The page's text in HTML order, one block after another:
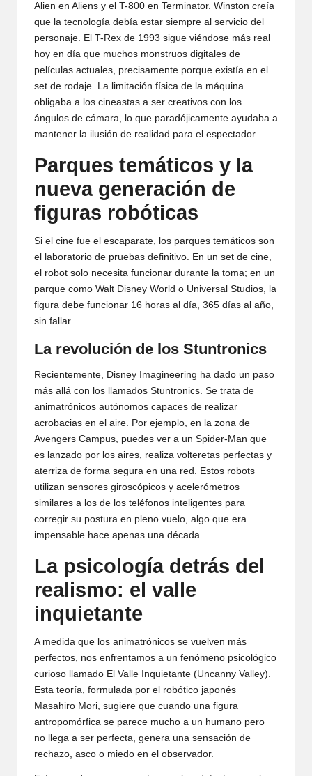
Alien en Aliens y el T-800 en Terminator. Winston creía
que la tecnología debía estar siempre al servicio del
personaje. El T-Rex de 1993 sigue viéndose más real
hoy en día que muchos monstruos digitales de
películas actuales, precisamente porque existía en el
set de rodaje. La limitación física de la máquina
obligaba a los cineastas a ser creativos con los
ángulos de cámara, lo que paradójicamente ayudaba a
mantener la ilusión de realidad para el espectador.
Parques temáticos y la
nueva generación de
figuras robóticas
Si el cine fue el escaparate, los parques temáticos son
el laboratorio de pruebas definitivo. En un set de cine,
el robot solo necesita funcionar durante la toma; en un
parque como Walt Disney World o Universal Studios, la
figura debe funcionar 16 horas al día, 365 días al año,
sin fallar.
La revolución de los Stuntronics
Recientemente, Disney Imagineering ha dado un paso
más allá con los llamados Stuntronics. Se trata de
animatrónicos autónomos capaces de realizar
acrobacias en el aire. Por ejemplo, en la zona de
Avengers Campus, puedes ver a un Spider-Man que
es lanzado por los aires, realiza volteretas perfectas y
aterriza de forma segura en una red. Estos robots
utilizan sensores giroscópicos y acelerómetros
similares a los de los teléfonos inteligentes para
corregir su postura en pleno vuelo, algo que era
impensable hace apenas una década.
La psicología detrás del
realismo: el valle
inquietante
A medida que los animatrónicos se vuelven más
perfectos, nos enfrentamos a un fenómeno psicológico
curioso llamado El Valle Inquietante (Uncanny Valley).
Esta teoría, formulada por el robótico japonés
Masahiro Mori, sugiere que cuando una figura
antropomórfica se parece mucho a un humano pero
no llega a ser perfecta, genera una sensación de
rechazo, asco o miedo en el observador.